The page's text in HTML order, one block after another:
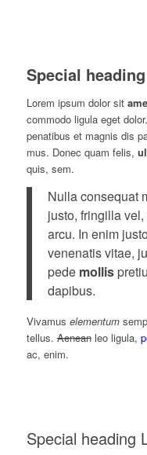
Special heading
Lorem ipsum dolor sit
commodo ligula eget dolor.
penatibus et magnis dis
mus. Donec quam felis,
quis, sem.
Nulla consequat
justo, fringilla
arcu. In enim
venenatis vitae,
pede mollis
dapibus.
Vivamus elementum
tellus.Aeneanleo ligula,
ac, enim.
Special heading